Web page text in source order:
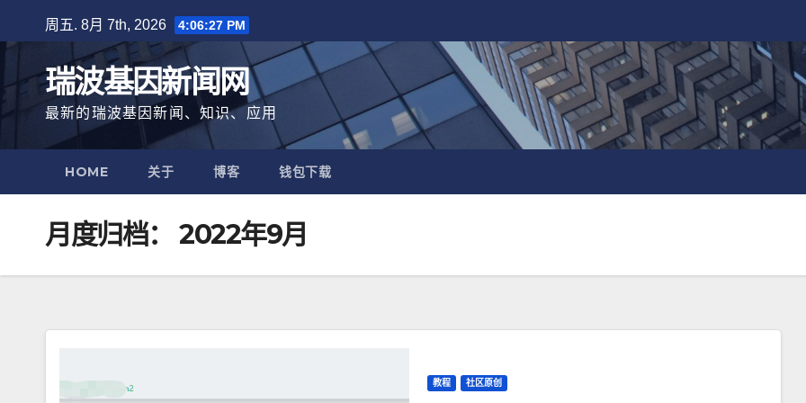
至
周五. 8月 7th, 2026 4:06:28 PM
瑞波基因新闻网
最新的瑞波基因新闻、知识、应用
HOME 关于 博客 钱包下载
月度归档： 2022年9月
教程 社区原创